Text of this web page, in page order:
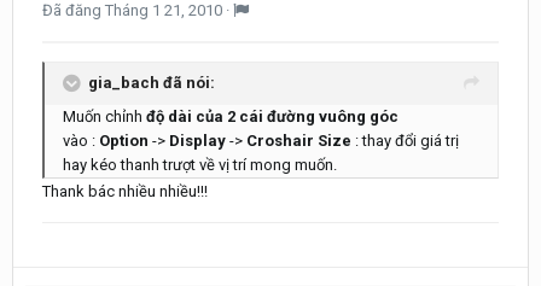
Đã đăng Tháng 1 21, 2010 ·
gia_bach đã nói:
Muốn chỉnh độ dài của 2 cái đường vuông góc
vào : Option -> Display -> Croshair Size : thay đổi giá trị
hay kéo thanh trượt về vị trí mong muốn.
Thank bác nhiều nhiều!!!